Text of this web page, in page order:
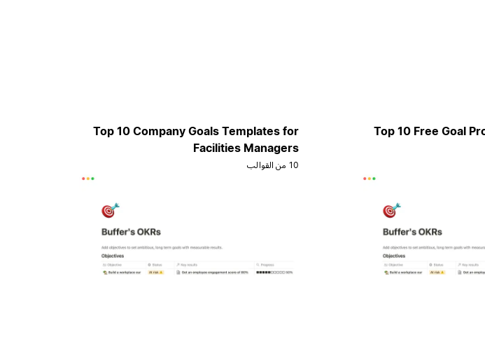
Top 10 Free Goal
Top 10 Company Goals Templates for
Facilities Managers
10 من القوالب